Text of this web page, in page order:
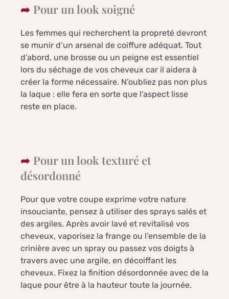
Pour un look soigné
Les femmes qui recherchent la propreté devront
se munir d’un arsenal de coiffure adéquat. Tout
d’abord, une brosse ou un peigne est essentiel
lors du séchage de vos cheveux car il aidera à
créer la forme nécessaire. N’oubliez pas non plus
la laque : elle fera en sorte que l’aspect lisse
reste en place.
Pour un look texturé et
désordonné
Pour que votre coupe exprime votre nature
insouciante, pensez à utiliser des sprays salés et
des argiles. Après avoir lavé et revitalisé vos
cheveux, vaporisez la frange ou l’ensemble de la
crinière avec un spray ou passez vos doigts à
travers avec une argile, en décoiffant les
cheveux. Fixez la finition désordonnée avec de la
laque pour être à la hauteur toute la journée.